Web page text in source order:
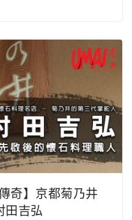
奇】京都菊乃井
田吉弘